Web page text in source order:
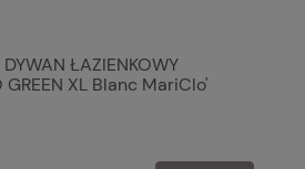
ŁAZIENKOWY
GREEN XL Blanc MariClo'